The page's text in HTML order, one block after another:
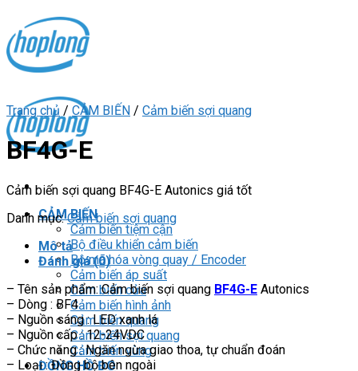
content
CẢM BIẾN
Cảm biến tiệm cận
Bộ điều khiển cảm biến
Bộ mã hóa vòng quay / Encoder
Cảm biến áp suất
Cảm biến cửa
Cảm biến hình ảnh
Cảm biến quang
Cảm biến sợi quang
Cảm biến vùng
ĐỒNG HỒ ĐO
Trang chủ / CẢM BIẾN / Cảm biến sợi quang
BF4G-E
Cảm biến sợi quang BF4G-E Autonics giá tốt
Danh mục:Cảm biến sợi quang
Mô tả
Đánh giá (0)
– Tên sản phẩm: Cảm biến sợi quang BF4G-E Autonics
– Dòng : BF4
– Nguồn sáng : LED xanh lá
– Nguồn cấp : 12-24VDC
– Chức năng : Ngăn ngừa giao thoa, tự chuẩn đoán
– Loại : Đồng bộ bên ngoài